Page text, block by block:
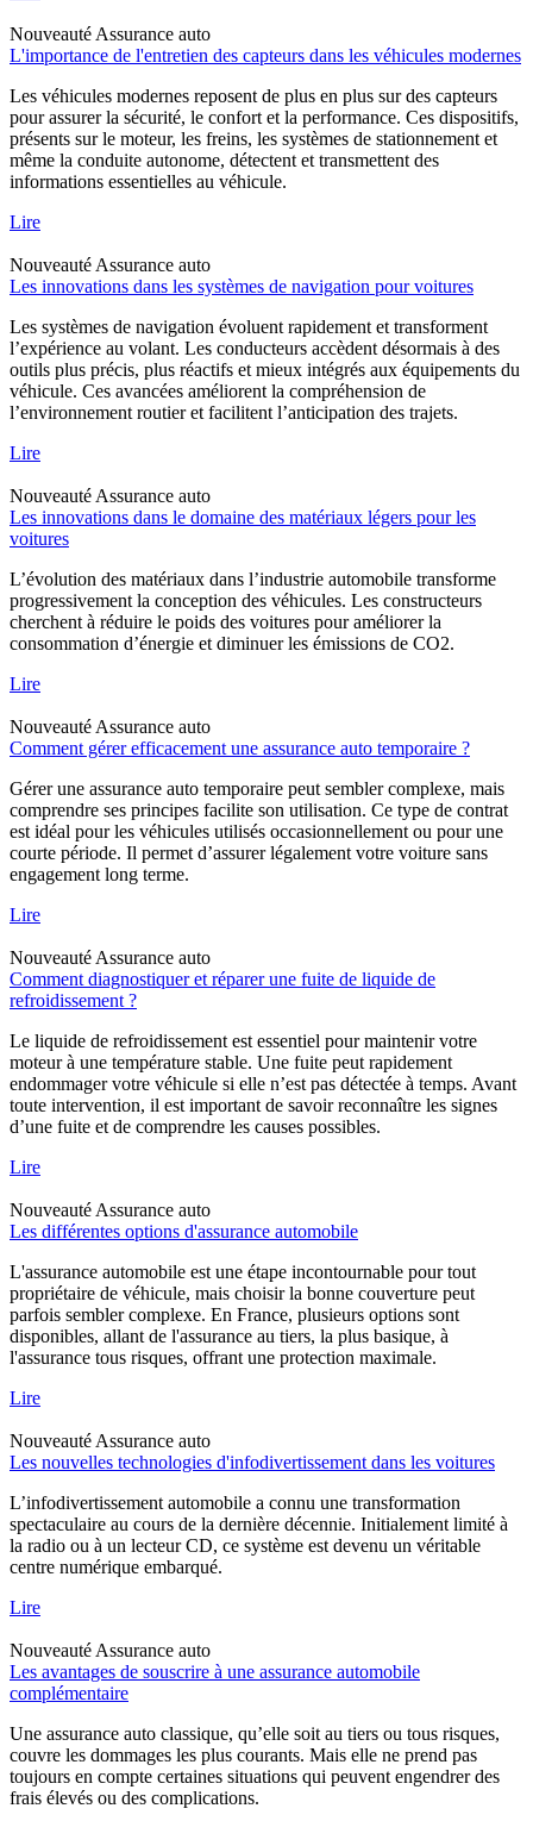
Nouveauté Assurance auto
L'importance de l'entretien des capteurs dans les véhicules modernes
Les véhicules modernes reposent de plus en plus sur des capteurs
pour assurer la sécurité, le confort et la performance. Ces dispositifs,
présents sur le moteur, les freins, les systèmes de stationnement et
même la conduite autonome, détectent et transmettent des
informations essentielles au véhicule.
Lire
Nouveauté Assurance auto
Les innovations dans les systèmes de navigation pour voitures
Les systèmes de navigation évoluent rapidement et transforment
l’expérience au volant. Les conducteurs accèdent désormais à des
outils plus précis, plus réactifs et mieux intégrés aux équipements du
véhicule. Ces avancées améliorent la compréhension de
l’environnement routier et facilitent l’anticipation des trajets.
Lire
Nouveauté Assurance auto
Les innovations dans le domaine des matériaux légers pour les
voitures
L’évolution des matériaux dans l’industrie automobile transforme
progressivement la conception des véhicules. Les constructeurs
cherchent à réduire le poids des voitures pour améliorer la
consommation d’énergie et diminuer les émissions de CO2.
Lire
Nouveauté Assurance auto
Comment gérer efficacement une assurance auto temporaire ?
Gérer une assurance auto temporaire peut sembler complexe, mais
comprendre ses principes facilite son utilisation. Ce type de contrat
est idéal pour les véhicules utilisés occasionnellement ou pour une
courte période. Il permet d’assurer légalement votre voiture sans
engagement long terme.
Lire
Nouveauté Assurance auto
Comment diagnostiquer et réparer une fuite de liquide de
refroidissement ?
Le liquide de refroidissement est essentiel pour maintenir votre
moteur à une température stable. Une fuite peut rapidement
endommager votre véhicule si elle n’est pas détectée à temps. Avant
toute intervention, il est important de savoir reconnaître les signes
d’une fuite et de comprendre les causes possibles.
Lire
Nouveauté Assurance auto
Les différentes options d'assurance automobile
L'assurance automobile est une étape incontournable pour tout
propriétaire de véhicule, mais choisir la bonne couverture peut
parfois sembler complexe. En France, plusieurs options sont
disponibles, allant de l'assurance au tiers, la plus basique, à
l'assurance tous risques, offrant une protection maximale.
Lire
Nouveauté Assurance auto
Les nouvelles technologies d'infodivertissement dans les voitures
L’infodivertissement automobile a connu une transformation
spectaculaire au cours de la dernière décennie. Initialement limité à
la radio ou à un lecteur CD, ce système est devenu un véritable
centre numérique embarqué.
Lire
Nouveauté Assurance auto
Les avantages de souscrire à une assurance automobile
complémentaire
Une assurance auto classique, qu’elle soit au tiers ou tous risques,
couvre les dommages les plus courants. Mais elle ne prend pas
toujours en compte certaines situations qui peuvent engendrer des
frais élevés ou des complications.